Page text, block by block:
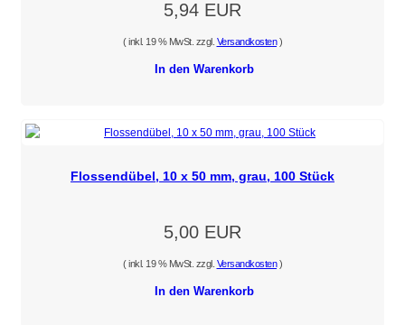
5,94 EUR
( inkl. 19 % MwSt. zzgl. Versandkosten)
In den Warenkorb
Flossendübel, 10 x 50 mm, grau, 100 Stück
5,00 EUR
( inkl. 19 % MwSt. zzgl. Versandkosten)
In den Warenkorb